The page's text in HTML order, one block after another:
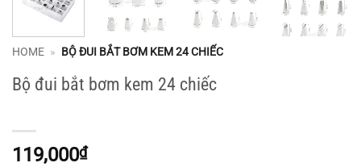
HOME » BỘ ĐUI BẮT BƠM KEM 24 CHIẾC
Bộ đui bắt bơm kem 24 chiếc
119,000₫